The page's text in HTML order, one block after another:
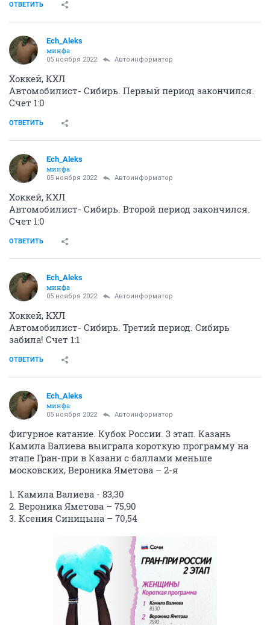
ОТВЕТИТЬ
Ech_Aleks
минфа
05 ноября 2022 Автоинформатор
Хоккей, КХЛ
Автомобилист- Сибирь. Первый период закончился.
Счет 1:0
ОТВЕТИТЬ
Ech_Aleks
минфа
05 ноября 2022 Автоинформатор
Хоккей, КХЛ
Автомобилист- Сибирь. Второй период закончился.
Счет 1:0
ОТВЕТИТЬ
Ech_Aleks
минфа
05 ноября 2022 Автоинформатор
Хоккей, КХЛ
Автомобилист- Сибирь. Третий период. Сибирь
забила! Счет 1:1
ОТВЕТИТЬ
Ech_Aleks
минфа
05 ноября 2022 Автоинформатор
Фигурное катание. Кубок России. 3 этап. Казань
Камила Валиева выиграла короткую программу на
этапе Гран-при в Казани с баллами меньше
московских, Вероника Яметова – 2-я
1. Камила Валиева - 83,30
2. Вероника Яметова – 75,90
3. Ксения Синицына – 70,54